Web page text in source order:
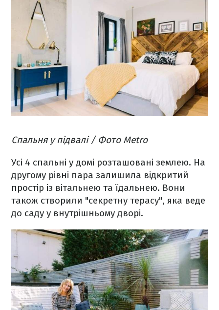
Спальня у підвалі / Фото Metro
Усі 4 спальні у домі розташовані землею. На
другому рівні пара залишила відкритий
простір із вітальнею та їдальнею. Вони
також створили "секретну терасу", яка веде
до саду у внутрішньому дворі.